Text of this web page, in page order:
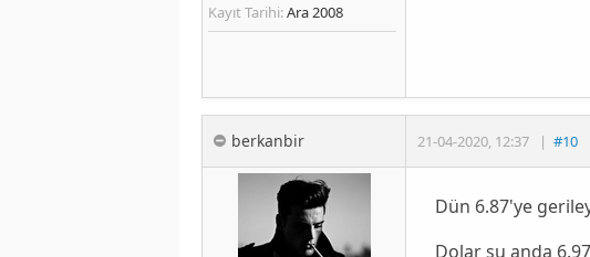
Kayıt Tarihi:Ara 2008
berkanbir 21-04-2020, 12:37 | #10
Dün 6.87'ye
Dolar şu anda